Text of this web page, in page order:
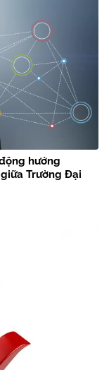
hướng
Trường Đại